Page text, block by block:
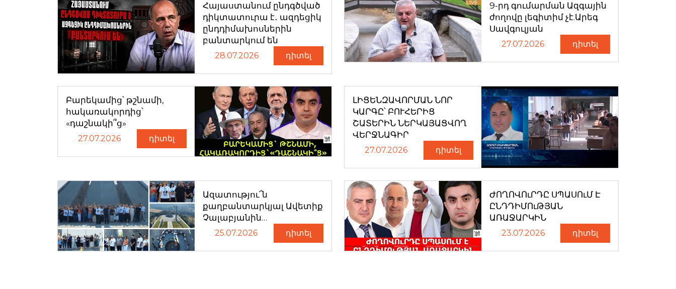
Հայաստանում ընդգծված
դիկտատուրա է․ ազդեցիկ
ընդդիմախոսներին
բանտարկում են
28.07.2026 դիտել
9-րդ գումարման Ազգային
ժողովը լեգիտիմ չէ.Արեգ
Սավգուլյան
27.07.2026 դիտել
Բարեկամից՝ թշնամի,
հակառակորդից՝
«դաշնակի՞ց»
27.07.2026 դիտել
ԼԻՑԵՆԶԱՎՈՐՄԱՆ ՆՈՐ
ԿԱՐԳԸ՝ ԲՈՒՀԵՐԻՑ
ՇԱՏԵՐԻՆ ՆԵՐԿԱՅԱՑՎՈՂ
ՎԵՐՋՆԱԳԻՐ
27.07.2026 դիտել
Ազատությու՜ն
քաղբանտարկյալ Ավետիք
Չալաբյանին…
25.07.2026 դիտել
ԺՈՂՈՎՈւՐԴԸ ՍՊԱՍՈւՄ Է
ԸՆԴԴԻՄՈւԹՅԱՆ
ԱՌԱՋԱՐԿԻՆ
23.07.2026 դիտել